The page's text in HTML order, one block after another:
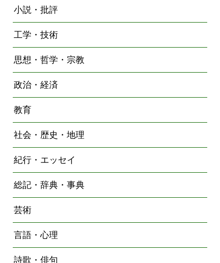
小説・批評
工学・技術
思想・哲学・宗教
政治・経済
教育
社会・歴史・地理
紀行・エッセイ
総記・辞典・事典
芸術
言語・心理
詩歌・俳句